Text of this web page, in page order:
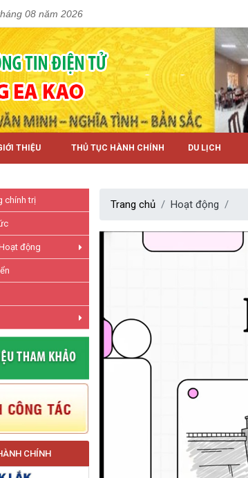
08 năm 2026
THIỆU THỦ TỤC HÀNH CHÍNH DU LỊCH
chính trị
động
CHÍNH
Trang chủ Hoạt động